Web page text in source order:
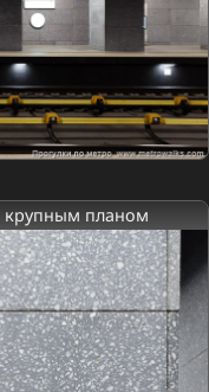
крупным планом